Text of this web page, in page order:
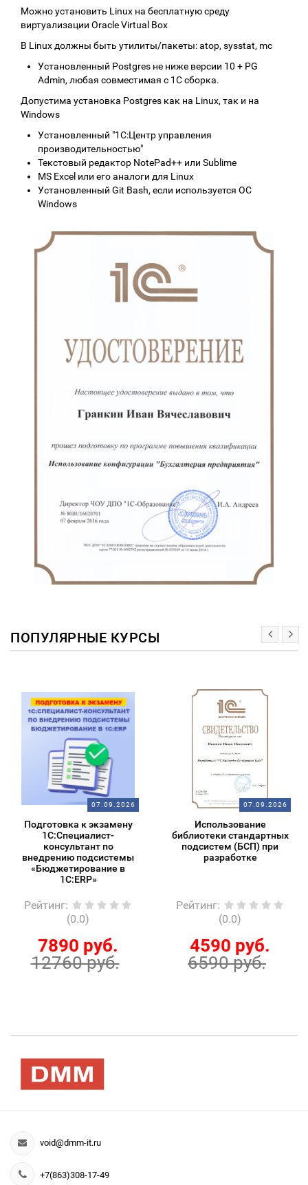
Можно установить Linux на бесплатную среду
виртуализации Oracle Virtual Box
В Linux должны быть утилиты/пакеты: atop, sysstat, mc
Установленный Postgres не ниже версии 10 + PG
Admin, любая совместимая с 1С сборка.
Допустима установка Postgres как на Linux, так и на
Windows
Установленный "1С:Центр управления
производительностью"
Текстовый редактор NotePad++ или Sublime
MS Excel или его аналоги для Linux
Установленный Git Bash, если используется ОС
Windows
ПОПУЛЯРНЫЕ КУРСЫ
07.09.2026
Подготовка к экзамену
1С:Специалист-
консультант по
внедрению подсистемы
«Бюджетирование в
1С:ERP»
Рейтинг:
(0.0)
7890 руб.
12760 руб.
07.09.2026
Использование
библиотеки стандартных
подсистем (БСП) при
разработке
Рейтинг:
(0.0)
4590 руб.
6590 руб.
void@dmm-it.ru
+7(863)308-17-49